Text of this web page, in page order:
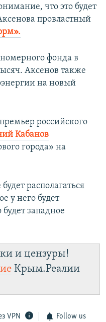
что это будет
провластный
фонда в
Аксенов также
на новый
российского
Кабанов
города» на
располагаться
у него будет
западное
и цензуры!
Крым.Реалии
VPN Follow us